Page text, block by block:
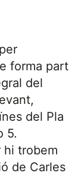
forma part
del
del Pla
5.
hi trobem
de Carles